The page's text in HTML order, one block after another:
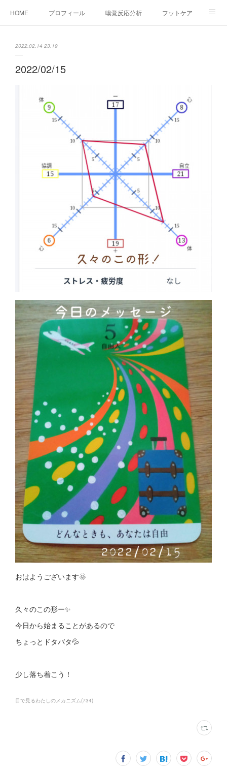
HOME プロフィール 嗅覚反応分析 フットケア
2022.02.14 23:19
2022/02/15
おはようございます🌞
久々のこの形ー✨
今日から始まることがあるので
ちょっとドタバタ💦
少し落ち着こう！
目で見るわたしのメカニズム(734)